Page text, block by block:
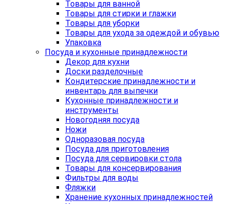
Товары для ванной
Товары для стирки и глажки
Товары для уборки
Товары для ухода за одеждой и обувью
Упаковка
Посуда и кухонные принадлежности
Декор для кухни
Доски разделочные
Кондитерские принадлежности и
инвентарь для выпечки
Кухонные принадлежности и
инструменты
Новогодняя посуда
Ножи
Одноразовая посуда
Посуда для приготовления
Посуда для сервировки стола
Товары для консервирования
Фильтры для воды
Фляжки
Хранение кухонных принадлежностей